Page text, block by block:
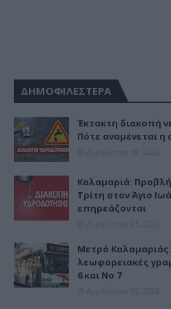
ΔΗΜΟΦΙΛΕΣΤΕΡΑ
Έκτακτη διακοπή
Πότε αναμένεται
Καλαμαριά:
Τρίτη στον Άγιο
επηρεάζονται
Μετρό
λεωφορειακές
6 και Νο 7